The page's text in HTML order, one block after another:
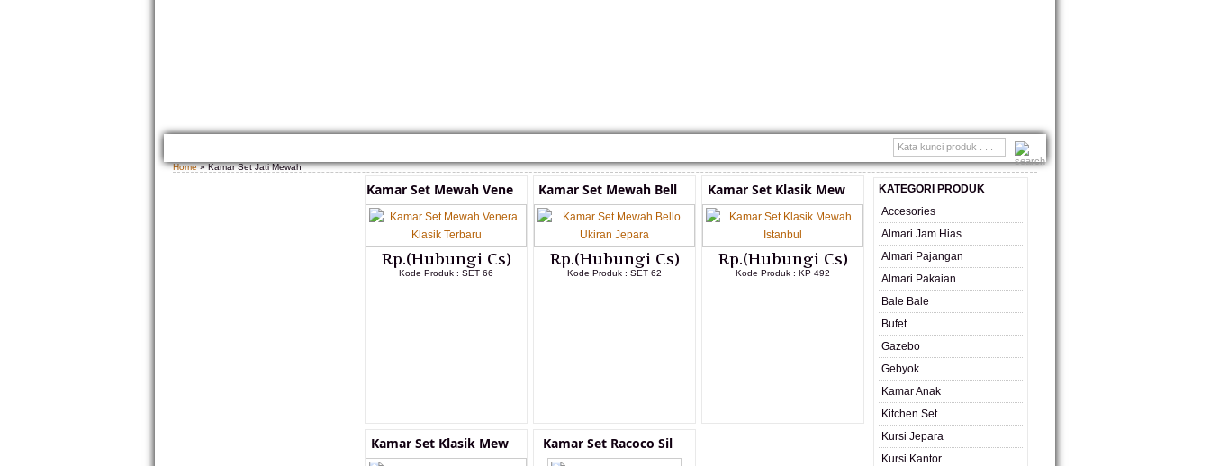
Home» Kamar Set Jati Mewah
Kamar Set Mewah Vene
Rp.(Hubungi Cs)
Kode Produk : SET 66
Kamar Set Mewah Bell
Rp.(Hubungi Cs)
Kode Produk : SET 62
Kamar Set Klasik Mew
Rp.(Hubungi Cs)
Kode Produk : KP 492
Kamar Set Klasik Mew Kamar Set Racoco Sil
KATEGORI PRODUK
Accesories
Almari Jam Hias
Almari Pajangan
Almari Pakaian
Bale Bale
Bufet
Gazebo
Gebyok
Kamar Anak
Kitchen Set
Kursi Jepara
Kursi Kantor